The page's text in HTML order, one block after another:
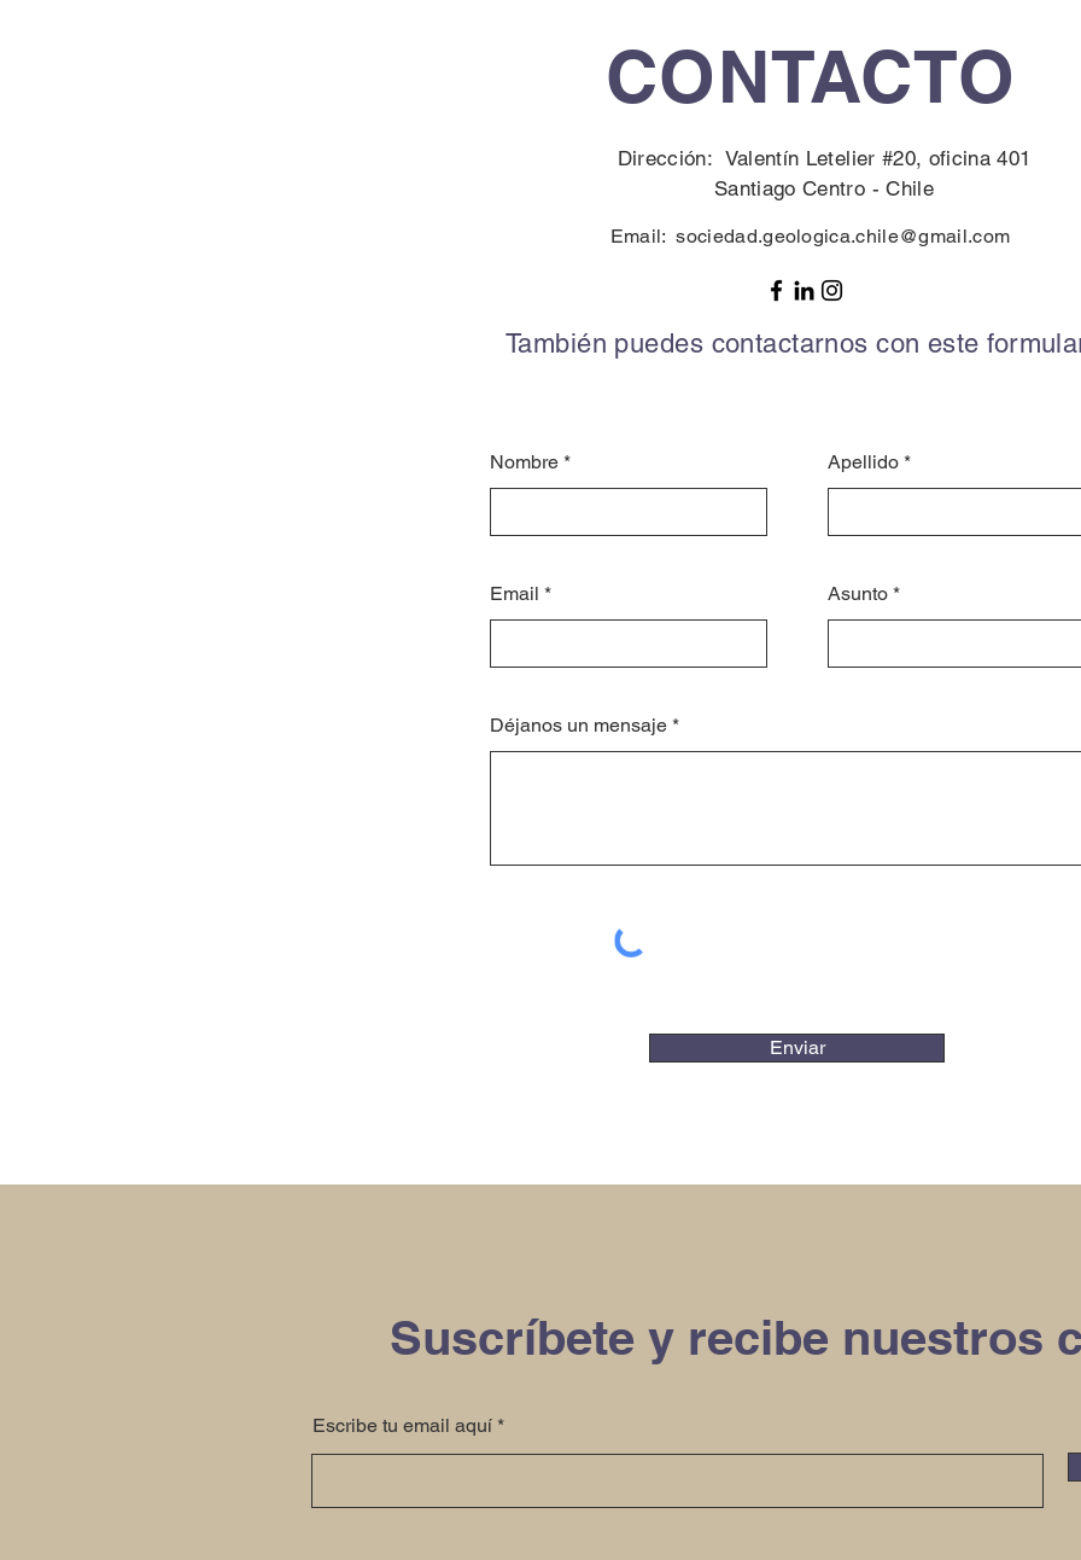
CONTACTO
Dirección: Valentín Letelier #20, oficina 401
Santiago Centro -Chile
Email:sociedad.geologica.chile@gmail.com
También puedes contactarnos con este
Nombre Apellido
Email Asunto
Déjanos un mensaje
Enviar
Suscríbete y recibe nuestros
Escribe tu email aquí